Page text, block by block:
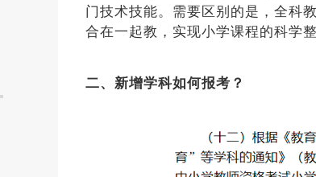
门技术技能。需要区别的是，全科
合在一起教，实现小学课程的科学整
二、新增学科如何报考？